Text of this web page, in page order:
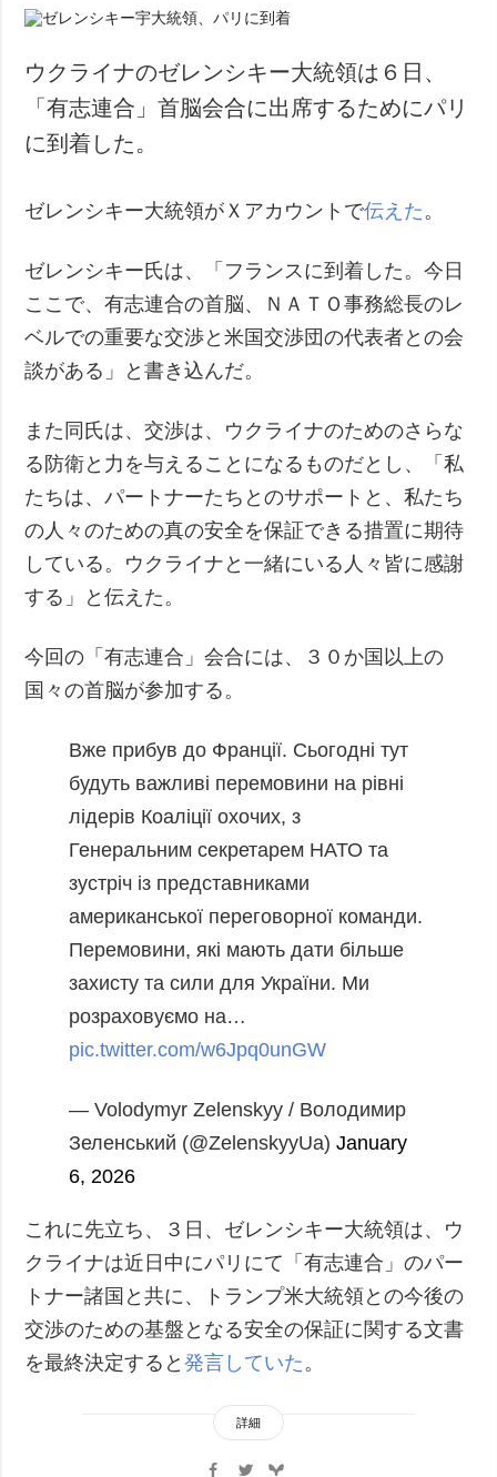
ウクライナのゼレンシキー大統領は６日、
「有志連合」首脳会合に出席するためにパリ
に到着した。
ゼレンシキー大統領がＸアカウントで伝えた 。
ゼレンシキー氏は、「フランスに到着した。今日
ここで、有志連合の首脳、ＮＡＴＯ事務総長のレ
ベルでの重要な交渉と米国交渉団の代表者との会
談がある」と書き込んだ。
また同氏は、交渉は、ウクライナのためのさらな
る防衛と力を与えることになるものだとし、「私
たちは、パートナーたちとのサポートと、私たち
の人々のための真の安全を保証できる措置に期待
している。ウクライナと一緒にいる人々皆に感謝
する」と伝えた。
今回の「有志連合」会合には、３０か国以上の
国々の首脳が参加する。
Вже прибув до Франції. Сьогодні тут
будуть важливі перемовини на рівні
лідерів Коаліції охочих, з
Генеральним секретарем НАТО та
зустріч із представниками
американської переговорної команди.
Перемовини, які мають дати більше
захисту та сили для України. Ми
розраховуємо на…
pic.twitter.com/w6Jpq0unGW
— Volodymyr Zelenskyy / Володимир
Зеленський (@ZelenskyyUa)January
6, 2026
これに先立ち、３日、ゼレンシキー大統領は、ウ
クライナは近日中にパリにて「有志連合」のパー
トナー諸国と共に、トランプ米大統領との今後の
交渉のための基盤となる安全の保証に関する文書
を最終決定すると発言していた 。
詳細